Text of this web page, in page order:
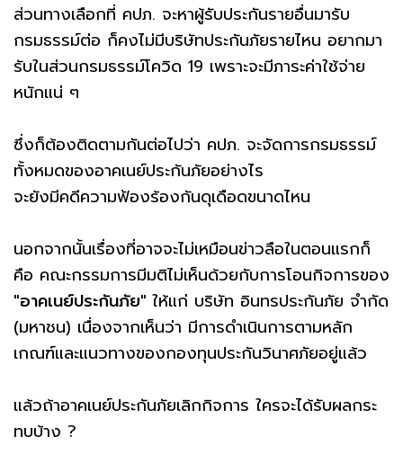
ส่วนทางเลือกที่ คปภ. จะหาผู้รับประกันรายอื่นมารับ
กรมธรรม์ต่อ ก็คงไม่มีบริษัทประกันภัยรายไหน อยากมา
รับในส่วนกรมธรรม์โควิด 19 เพราะจะมีภาระค่าใช้จ่าย
หนักแน่ ๆ
ซึ่งก็ต้องติดตามกันต่อไปว่า คปภ. จะจัดการกรมธรรม์
ทั้งหมดของอาคเนย์ประกันภัยอย่างไร
จะยังมีคดีความฟ้องร้องกันดุเดือดขนาดไหน
นอกจากนั้นเรื่องที่อาจจะไม่เหมือนข่าวลือในตอนแรกก็
คือ คณะกรรมการมีมติไม่เห็นด้วยกับการโอนกิจการของ
"อาคเนย์ประกันภัย" ให้แก่ บริษัท อินทรประกันภัย จำกัด
(มหาชน) เนื่องจากเห็นว่า มีการดำเนินการตามหลัก
เกณฑ์และแนวทางของกองทุนประกันวินาศภัยอยู่แล้ว
แล้วถ้าอาคเนย์ประกันภัยเลิกกิจการ ใครจะได้รับผลกระ
ทบบ้าง ?